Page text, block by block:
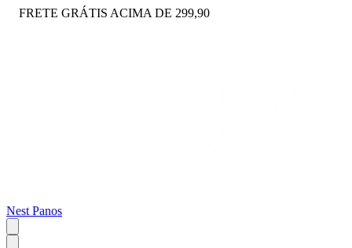
FRETE GRÁTIS ACIMA DE 299,90
Nest Panos